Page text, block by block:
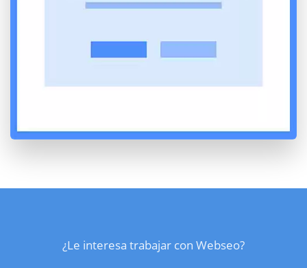
¿Le interesa trabajar con Webseo?